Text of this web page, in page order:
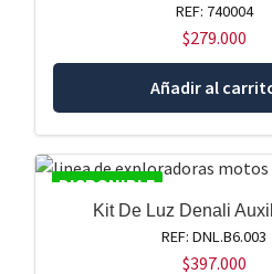
REF: 740004
$279.000
Añadir al
DISPONIBLE
Kit De Luz Denali
REF: DNL.B6.003
$397.000